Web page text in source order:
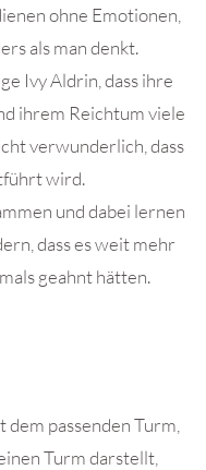
ohne Emotionen,
als man denkt.
Ivy Aldrin, dass ihre
ihrem Reichtum viele
verwunderlich, dass
wird.
und dabei lernen
dass es weit mehr
geahnt hätten.
passenden Turm,
Turm darstellt,